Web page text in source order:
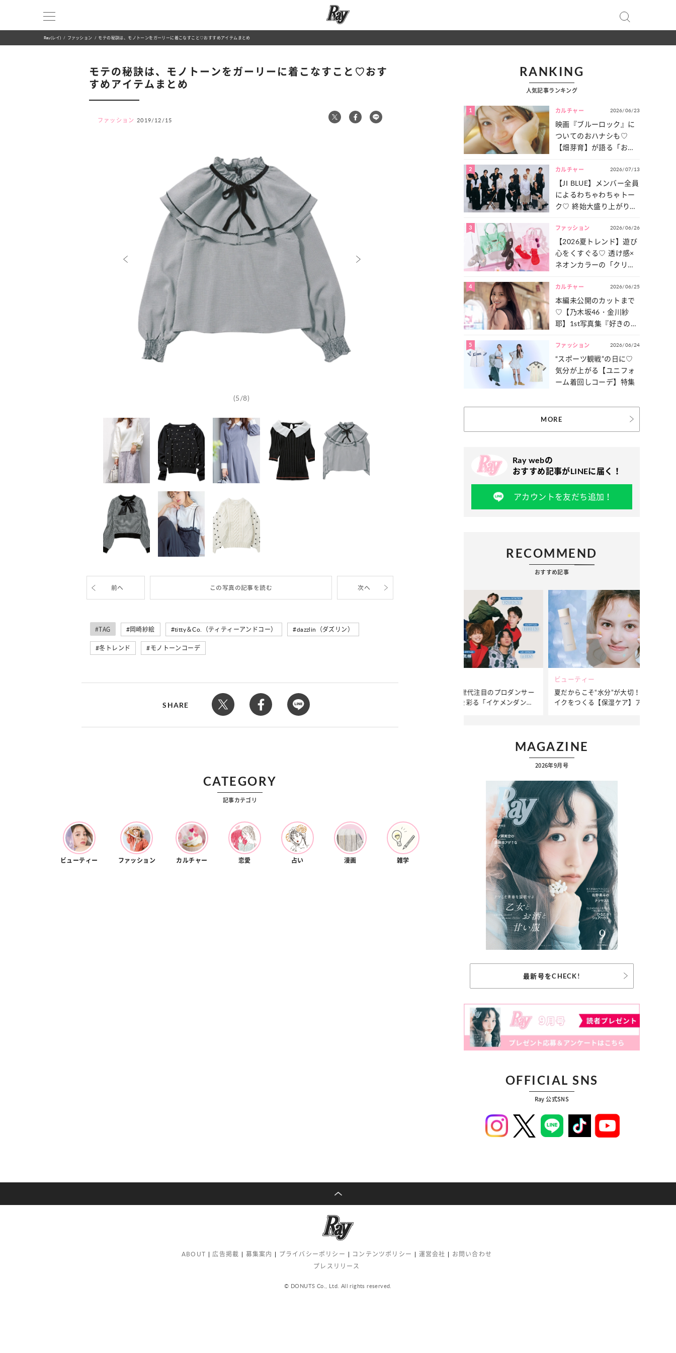
Ray(レイ) ファッション モテの秘訣は、モノトーンをガーリーに着こなすこと♡おすすめアイテムまとめ
モテの秘訣は、モノトーンをガーリーに着こなすこと♡おす
すめアイテムまとめ
ファッション 2019/12/15
(5/8)
前へ この写真の記事を読む 次へ
#TAG 岡崎紗絵 titty＆Co.（ティティーアンドコー） dazzlin（ダズリン）
冬トレンド モノトーンコーデ
SHARE
RANKING
人気記事ランキング
1 カルチャー 2026/06/23
映画『ブルーロック』に
ついてのおハナシも♡
【畑芽育】が語る「お仕
は？
2 カルチャー 2026/07/13
【JI BLUE】メンバー全員
によるわちゃわちゃトー
ク♡ 終始大盛り上がりだ
一気見せ！
3 ファッション 2026/06/26
【2026夏トレンド】遊び
心をくすぐる♡ 透け感×
ネオンカラーの「クリア
4 カルチャー 2026/06/25
本編未公開のカットまで
♡【乃木坂46・金川紗
耶】1st写真集『好きのグ
たっぷりとお届け！
5 ファッション 2026/06/24
“スポーツ観戦”の日に♡
気分が上がる【ユニフォ
ーム着回しコーデ】特集
MORE
Ray webの
おすすめ記事がLINEに届く！
アカウントを友だち追加！
RECOMMEND
おすすめ記事
れ女子が夢中な「ヌン活」の楽しみ方
【12星座別】今月の恋愛運♡ 7月23日～
8月20日の運勢は？
【Dリーグ】Ray世代注目のプロダンサー
集団♡ 各チームを彩る「イケメンダンサ
夏だからこそ“水分”が大切！くずれないメ
イクをつくる【保湿ケア】アイテム3選
簡単アレン
ぷりの【そ
MAGAZINE
2026年9月号
最新号をCHECK!
OFFICIAL SNS
Ray 公式SNS
CATEGORY
記事カテゴリ
ビューティー ファッション カルチャー 恋愛 占い 漫画 雑学
ABOUT 広告掲載 募集案内 プライバシーポリシー コンテンツポリシー 運営会社
お問い合わせ
プレスリリース
© DONUTS Co., Ltd. All rights reserved.